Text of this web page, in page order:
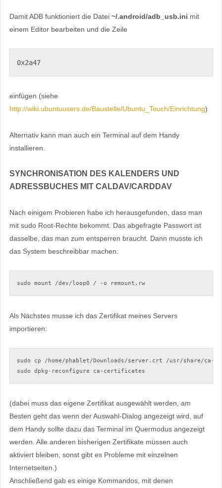
Damit ADB funktioniert die Datei ~/.android/adb_usb.ini mit
einem Editor bearbeiten und die Zeile
0x2a47
einfügen (siehe
http://wiki.ubuntuusers.de/Baustelle/Ubuntu_Touch/Einrichtung)
Alternativ kann man auch ein Terminal auf dem Handy
installieren.
SYNCHRONISATION DES KALENDERS UND
ADRESSBUCHES MIT CALDAV/CARDDAV
Nach einigem Probieren habe ich herausgefunden, dass man
mit sudo Root-Rechte bekommt. Das abgefragte Passwort ist
dasselbe, das man zum entsperren braucht. Dann musste ich
das System beschreibbar machen:
sudo mount /dev/loop0 / -o remount,rw
Als Nächstes musse ich das Zertifikat meines Servers
importieren:
sudo cp /home/phablet/Downloads/server.crt /usr/share/ca-
sudo dpkg-reconfigure ca-certificates
(dabei muss das eigene Zertifikat ausgewählt werden, am
Besten geht das wenn der Auswahl-Dialog angezeigt wird, auf
dem Handy sollte dazu das Terminal im Quermodus angezeigt
werden. Alle anderen bisherigen Zertifikate müssen auch
aktiviert bleiben, sonst gibt es Probleme mit einzelnen
Internetseiten.)
Anschließend gab es einige Kommandos, mit denen